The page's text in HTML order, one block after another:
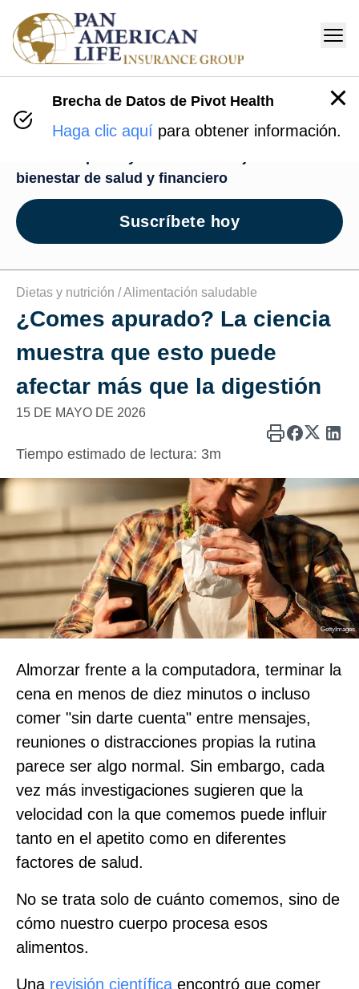
Centro de Bienestar
bienestar de salud y financiero
Suscríbete hoy
Dietas y nutrición /Alimentación saludable
¿Comes apurado? La ciencia
muestra que esto puede
afectar más que la digestión
15 DE MAYO DE 2026
Tiempo estimado de lectura: 3m
GettyImages
Almorzar frente a la computadora, terminar la
cena en menos de diez minutos o incluso
comer "sin darte cuenta" entre mensajes,
reuniones o distracciones propias la rutina
parece ser algo normal. Sin embargo, cada
vez más investigaciones sugieren que la
velocidad con la que comemos puede influir
tanto en el apetito como en diferentes
factores de salud.
No se trata solo de cuánto comemos, sino de
cómo nuestro cuerpo procesa esos
alimentos.
Una revisión científica encontró que comer
Brecha de Datos de Pivot Health
Haga clic aquí para obtener información.